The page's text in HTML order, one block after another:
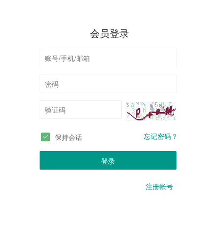
会员登录
保持会话 忘记密码？
登录
注册帐号